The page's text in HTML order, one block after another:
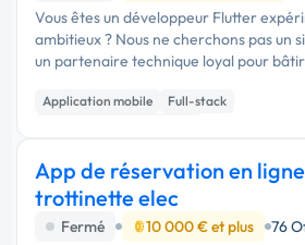
Vous êtes un développeur Flutter
ambitieux ? Nous ne cherchons pas un
un partenaire technique loyal pour bâtir
grandes sociétés au monde. La
Application mobile
Full-stack
App de réservation en
trottinette elec
Fermé 10 000 € et plus 76